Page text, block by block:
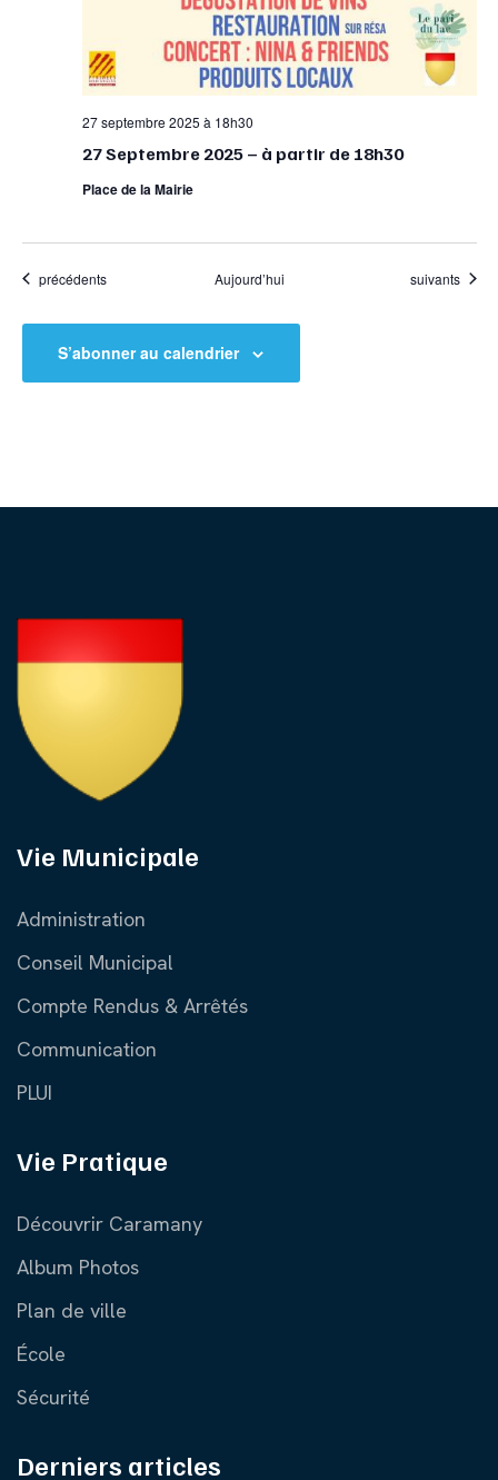
27 Septembre 2025 – à partir de 18h30
27 septembre 2025 à 18h30
Place de la Mairie
Évènements
précédents Aujourd’hui Évènements
suivants
S’abonner au calendrier
Vie Municipale
Administration
Conseil Municipal
Compte Rendus & Arrêtés
Communication
PLUI
Vie Pratique
Découvrir Caramany
Album Photos
Plan de ville
École
Sécurité
Derniers articles